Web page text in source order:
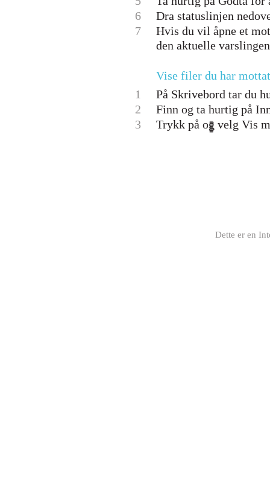
6
Dra statuslinjen
7
Hvis du vil åpne et
den aktuelle
Vise filer du har
1
På Skrivebord tar du
2
Finn og ta hurtig på
3
Trykk på og velg Vis
Dette er en